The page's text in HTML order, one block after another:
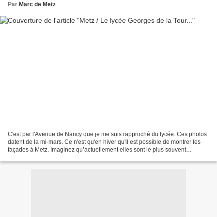
Par Marc de Metz
C'est par l'Avenue de Nancy que je me suis rapproché du lycée. Ces photos
datent de la mi-mars. Ce n'est qu'en hiver qu'il est possible de montrer les
façades à Metz. Imaginez qu’actuellement elles sont le plus souvent